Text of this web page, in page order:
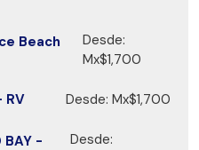
Beach
Desde:
Mx$1,700
RV Desde: Mx$1,700
BAY -
Desde: